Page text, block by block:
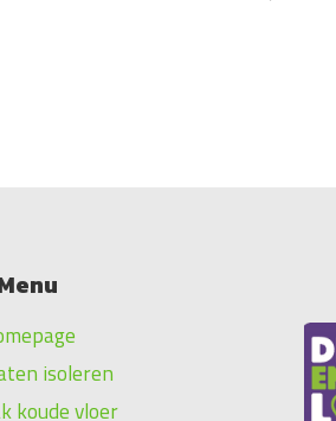
isoleren
koude vloer